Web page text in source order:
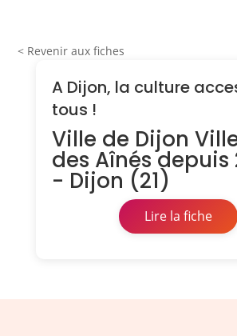
< Revenir aux fiches
A Dijon, la culture
tous !
Ville de Dijon
des Aînés depuis
- Dijon (21)
Lire la fiche